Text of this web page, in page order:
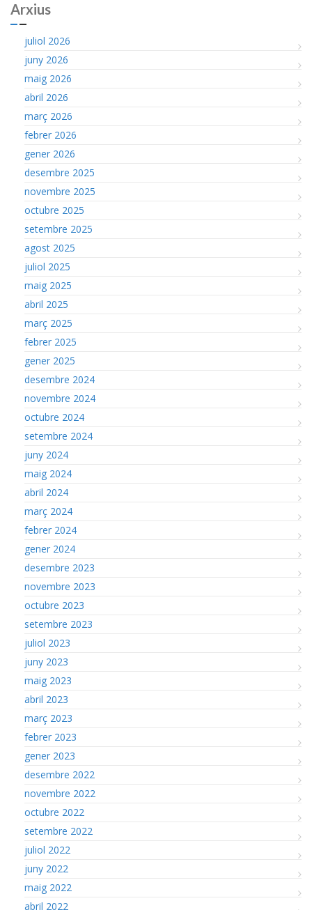
Arxius
juliol 2026
juny 2026
maig 2026
abril 2026
març 2026
febrer 2026
gener 2026
desembre 2025
novembre 2025
octubre 2025
setembre 2025
agost 2025
juliol 2025
maig 2025
abril 2025
març 2025
febrer 2025
gener 2025
desembre 2024
novembre 2024
octubre 2024
setembre 2024
juny 2024
maig 2024
abril 2024
març 2024
febrer 2024
gener 2024
desembre 2023
novembre 2023
octubre 2023
setembre 2023
juliol 2023
juny 2023
maig 2023
abril 2023
març 2023
febrer 2023
gener 2023
desembre 2022
novembre 2022
octubre 2022
setembre 2022
juliol 2022
juny 2022
maig 2022
abril 2022